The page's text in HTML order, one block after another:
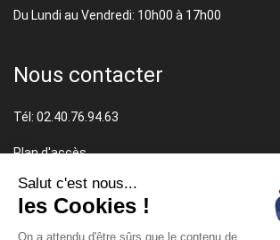
Du Lundi au Vendredi: 10h00 à 17h00
Nous contacter
Tél: 02.40.76.94.63
Plan d'accès
CGV
Salut c'est nous...
les Cookies !
On a attendu d'être sûrs que le contenu de